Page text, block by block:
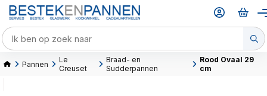
Pannen
Le
Creuset
Braad- en
Sudderpannen
Rood Ovaal 29
cm